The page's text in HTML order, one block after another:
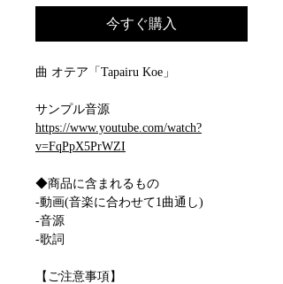
今すぐ購入
曲 オテア「Tapairu Koe」
サンプル音源
https://www.youtube.com/watch?
v=FqPpX5PrWZI
◆商品に含まれるもの
-動画(音楽に合わせて1曲通し)
-音源
-歌詞
【ご注意事項】